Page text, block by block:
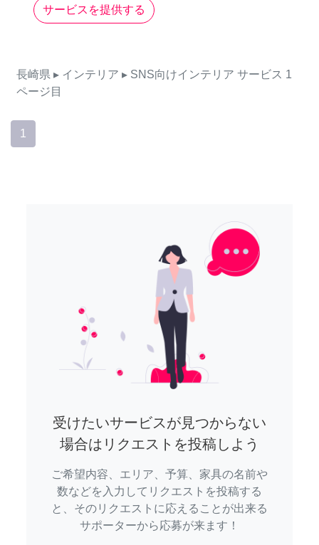
サービスを提供する
長崎県 ▸ インテリア ▸ SNS向けインテリア サービス 1
ページ目
1
受けたいサービスが見つからない
場合はリクエストを投稿しよう
ご希望内容、エリア、予算、家具の名前や
数などを入力してリクエストを投稿する
と、そのリクエストに応えることが出来る
サポーターから応募が来ます！